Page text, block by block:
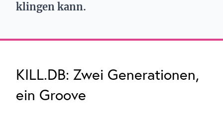
klingen kann.
KILL.DB: Zwei Generationen,
ein Groove